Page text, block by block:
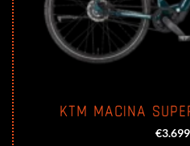
KTM MACINA
€